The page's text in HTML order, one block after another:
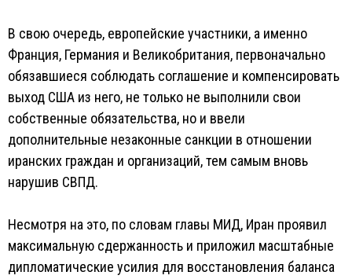
В свою очередь, европейские участники, а именно
Франция, Германия и Великобритания, первоначально
обязавшиеся соблюдать соглашение и компенсировать
выход США из него, не только не выполнили свои
собственные обязательства, но и ввели
дополнительные незаконные санкции в отношении
иранских граждан и организаций, тем самым вновь
нарушив СВПД.
Несмотря на это, по словам главы МИД, Иран проявил
максимальную сдержанность и приложил масштабные
дипломатические усилия для восстановления баланса